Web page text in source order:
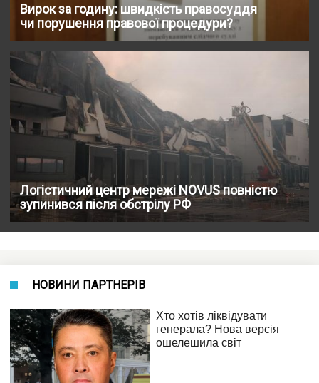
Вирок за годину: швидкість правосуддя
чи порушення правової процедури?
Логістичний центр мережі NOVUS повністю
зупинився після обстрілу РФ
НОВИНИ ПАРТНЕРІВ